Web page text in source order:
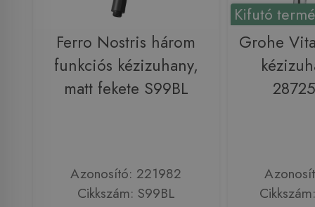
Ferro Nostris három
funkciós kézizuhany,
matt fekete S99BL
Azonosító: 221982
Cikkszám: S99BL
Kifutó
Grohe